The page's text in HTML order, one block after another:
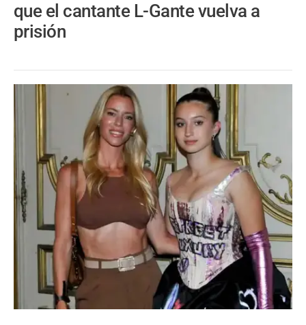
que el cantante L-Gante vuelva a
prisión